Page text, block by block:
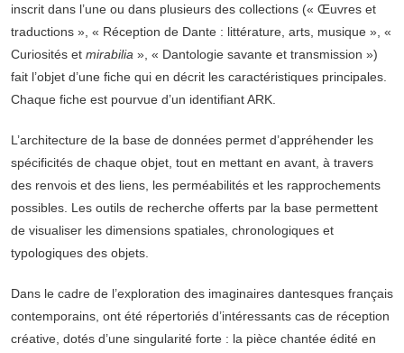
inscrit dans l’une ou dans plusieurs des collections (« Œuvres et
traductions », « Réception de Dante : littérature, arts, musique », «
Curiosités et mirabilia », « Dantologie savante et transmission »)
fait l’objet d’une fiche qui en décrit les caractéristiques principales.
Chaque fiche est pourvue d’un identifiant ARK.
L’architecture de la base de données permet d’appréhender les
spécificités de chaque objet, tout en mettant en avant, à travers
des renvois et des liens, les perméabilités et les rapprochements
possibles. Les outils de recherche offerts par la base permettent
de visualiser les dimensions spatiales, chronologiques et
typologiques des objets.
Dans le cadre de l’exploration des imaginaires dantesques français
contemporains, ont été répertoriés d’intéressants cas de réception
créative, dotés d’une singularité forte : la pièce chantée édité en